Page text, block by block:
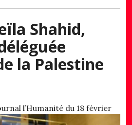
Shahid,
la Palestine
l’Humanité du 18 février